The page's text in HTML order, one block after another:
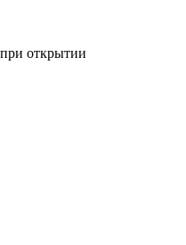
при открытии